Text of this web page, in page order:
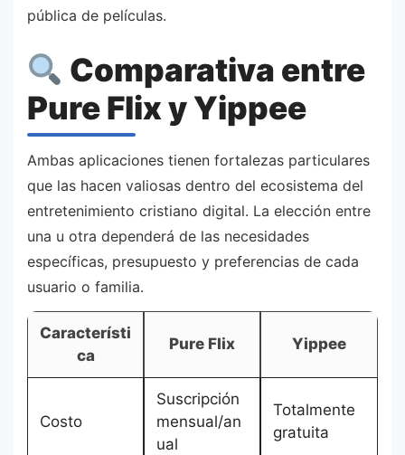
pública de películas.
Comparativa entre
Pure Flix y Yippee
Ambas aplicaciones tienen fortalezas particulares
que las hacen valiosas dentro del ecosistema del
entretenimiento cristiano digital. La elección entre
una u otra dependerá de las necesidades
específicas, presupuesto y preferencias de cada
usuario o familia.
Característi
ca
Pure Flix Yippee
Costo
Suscripción
mensual/an
ual
Totalmente
gratuita